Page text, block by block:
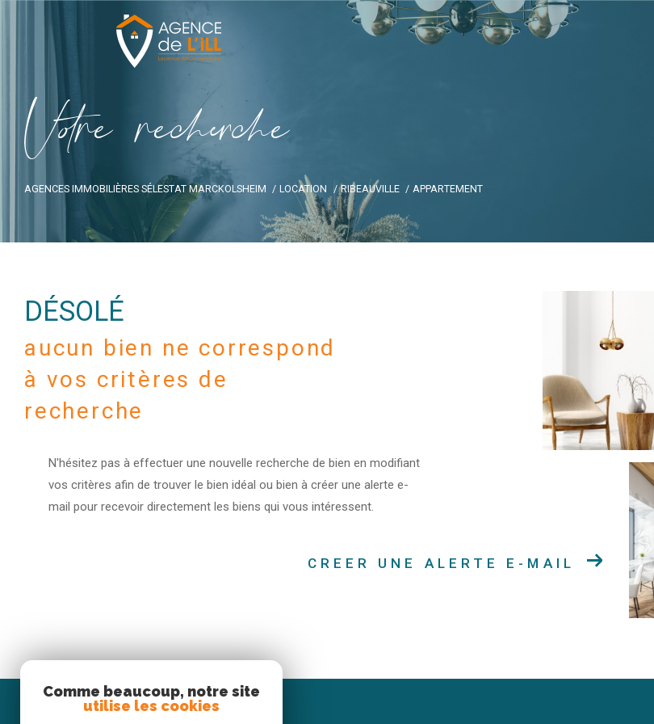
Vore recece
AGENCES IMMOBILIÈRES SÉLESTAT MARCKOLSHEIM LOCATION RIBEAUVILLE APPARTEMENT
DÉSOLÉ
aucun bien ne correspond
à vos critères de
recherche
N'hésitez pas à effectuer une nouvelle recherche de bien en modifiant
vos critères afin de trouver le bien idéal ou bien à créer une alerte e-
mail pour recevoir directement les biens qui vous intéressent.
CREER UNE ALERTE E-MAIL
Comme beaucoup, notre site
utilise les cookies